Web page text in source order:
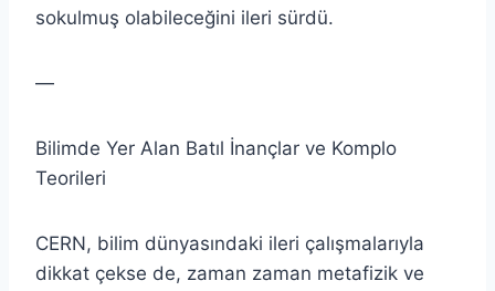
sokulmuş olabileceğini ileri sürdü.
—
Bilimde Yer Alan Batıl İnançlar ve Komplo
Teorileri
CERN, bilim dünyasındaki ileri çalışmalarıyla
dikkat çekse de, zaman zaman metafizik ve